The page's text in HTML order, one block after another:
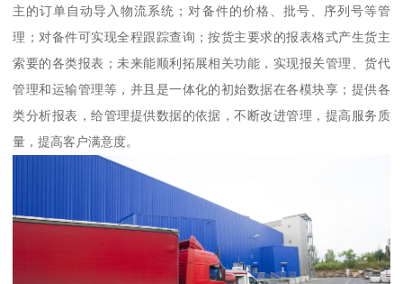
主的订单自动导入物流系统；对备件的价格、批号、序列号等管
理；对备件可实现全程跟踪查询；按货主要求的报表格式产生货主
索要的各类报表；未来能顺利拓展相关功能，实现报关管理、货代
管理和运输管理等，并且是一体化的初始数据在各模块享；提供各
类分析报表，给管理提供数据的依据，不断改进管理，提高服务质
量，提高客户满意度。